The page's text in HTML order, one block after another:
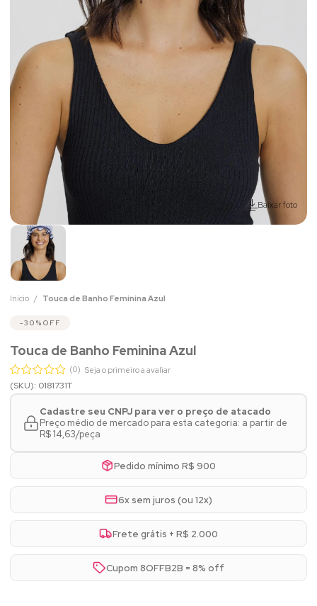
Baixar foto
Início Touca de Banho Feminina Azul
30% OFF
Touca de Banho Feminina Azul
(0) Seja o primeiro a avaliar
(SKU): 0181731T
Cadastre seu CNPJ para ver o preço de atacado
Preço médio de mercado para esta categoria: a partir de
R$ 14,63/peça
Pedido mínimo R$ 900
6x sem juros (ou 12x)
Frete grátis + R$ 2.000
Cupom 8OFFB2B = 8% off